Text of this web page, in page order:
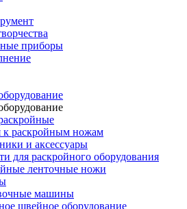
приборы
к раскройным ножам
и аксессуары
для раскройного оборудования
ленточные ножи
машины
швейное оборудование